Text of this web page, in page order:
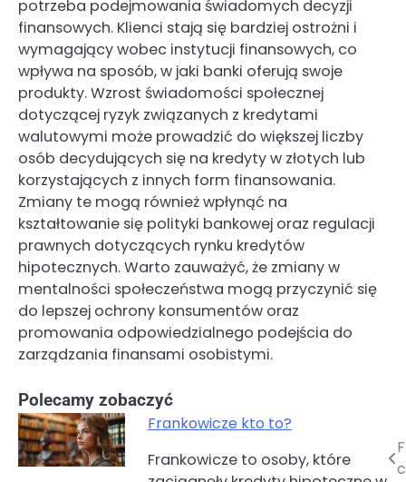
potrzeba podejmowania świadomych decyzji
finansowych. Klienci stają się bardziej ostrożni i
wymagający wobec instytucji finansowych, co
wpływa na sposób, w jaki banki oferują swoje
produkty. Wzrost świadomości społecznej
dotyczącej ryzyk związanych z kredytami
walutowymi może prowadzić do większej liczby
osób decydujących się na kredyty w złotych lub
korzystających z innych form finansowania.
Zmiany te mogą również wpłynąć na
kształtowanie się polityki bankowej oraz regulacji
prawnych dotyczących rynku kredytów
hipotecznych. Warto zauważyć, że zmiany w
mentalności społeczeństwa mogą przyczynić się
do lepszej ochrony konsumentów oraz
promowania odpowiedzialnego podejścia do
zarządzania finansami osobistymi.
Polecamy zobaczyć
Frankowicze kto to?
Frankowicze to osoby, które
Nawigacja